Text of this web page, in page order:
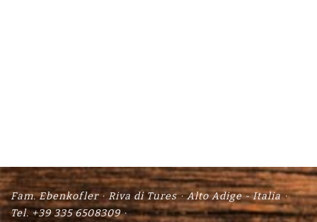
Fam. Ebenkofler Riva di Tures
Alto Adige - Italia
Tel. +39 335 6508309